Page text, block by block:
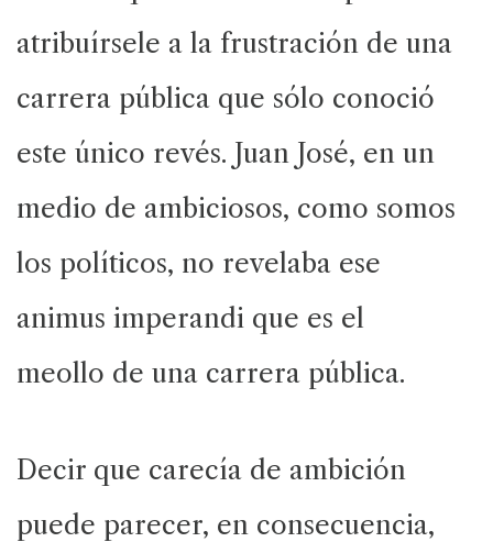
atribuírsele a la frustración de una
carrera pública que sólo conoció
este único revés. Juan José, en un
medio de ambiciosos, como somos
los políticos, no revelaba ese
animus imperandi que es el
meollo de una carrera pública.
Decir que carecía de ambición
puede parecer, en consecuencia,